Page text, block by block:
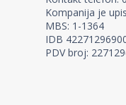
Kompanija je
MBS: 1-1364
IDB
PDV broj: